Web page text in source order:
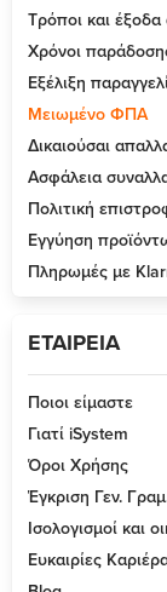
Τρόποι και
Χρόνοι
Εξέλιξη
Μειωμένο ΦΠΑ
Δικαιούσαι
Ασφάλεια
Πολιτική
Εγγύηση
Πληρωμές με
ΕΤΑΙΡΕΙΑ
Ποιοι είμαστε
Γιατί iSystem
Όροι Χρήσης
Έγκριση Γεν.
Ισολογισμοί και
Ευκαιρίες